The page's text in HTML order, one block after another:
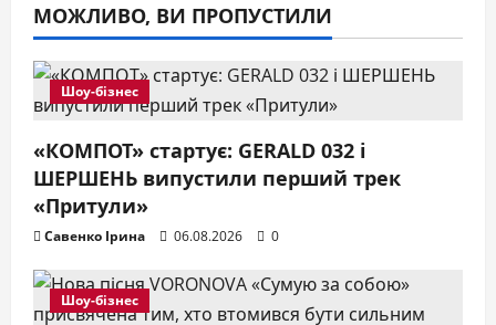
МОЖЛИВО, ВИ ПРОПУСТИЛИ
Шоу-бізнес
«КОМПОТ» стартує: GERALD 032 і
ШЕРШЕНЬ випустили перший трек
«Притули»
Савенко Ірина 06.08.2026 0
Шоу-бізнес